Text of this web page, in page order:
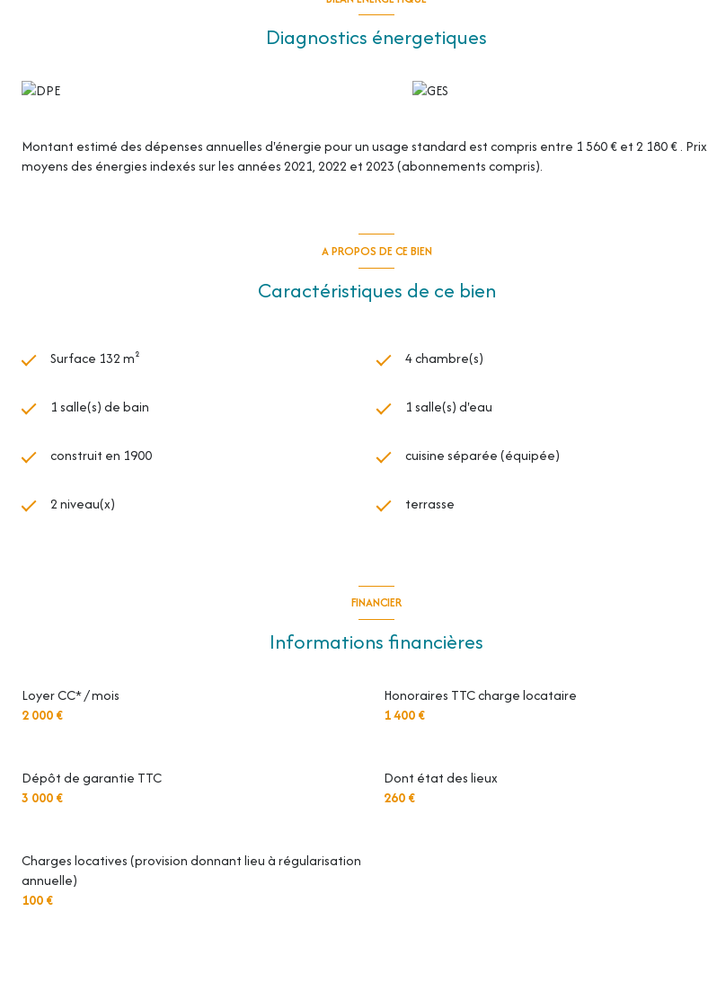
Contactez-nous sans tarder au 04.72.54.70.03.Diagnostics énergetiques
Montant estimé des dépenses annuelles d'énergie pour un usage standard est compris entre 1 560 € et 2 180 € . Prix
moyens des énergies indexés sur les années 2021, 2022 et 2023 (abonnements compris).
A PROPOS DE CE BIEN
Caractéristiques de ce bien
Surface 132 m² 4 chambre(s)
1 salle(s) de bain 1 salle(s) d'eau
construit en 1900 cuisine séparée (équipée)
2 niveau(x) terrasse
FINANCIER
Informations financières
Loyer CC* / mois
2 000 €
Honoraires TTC charge locataire
1 400 €
Dont état des lieux
260 €
Dépôt de garantie TTC
3 000 €
Charges locatives (provision donnant lieu à régularisation
annuelle)
100 €